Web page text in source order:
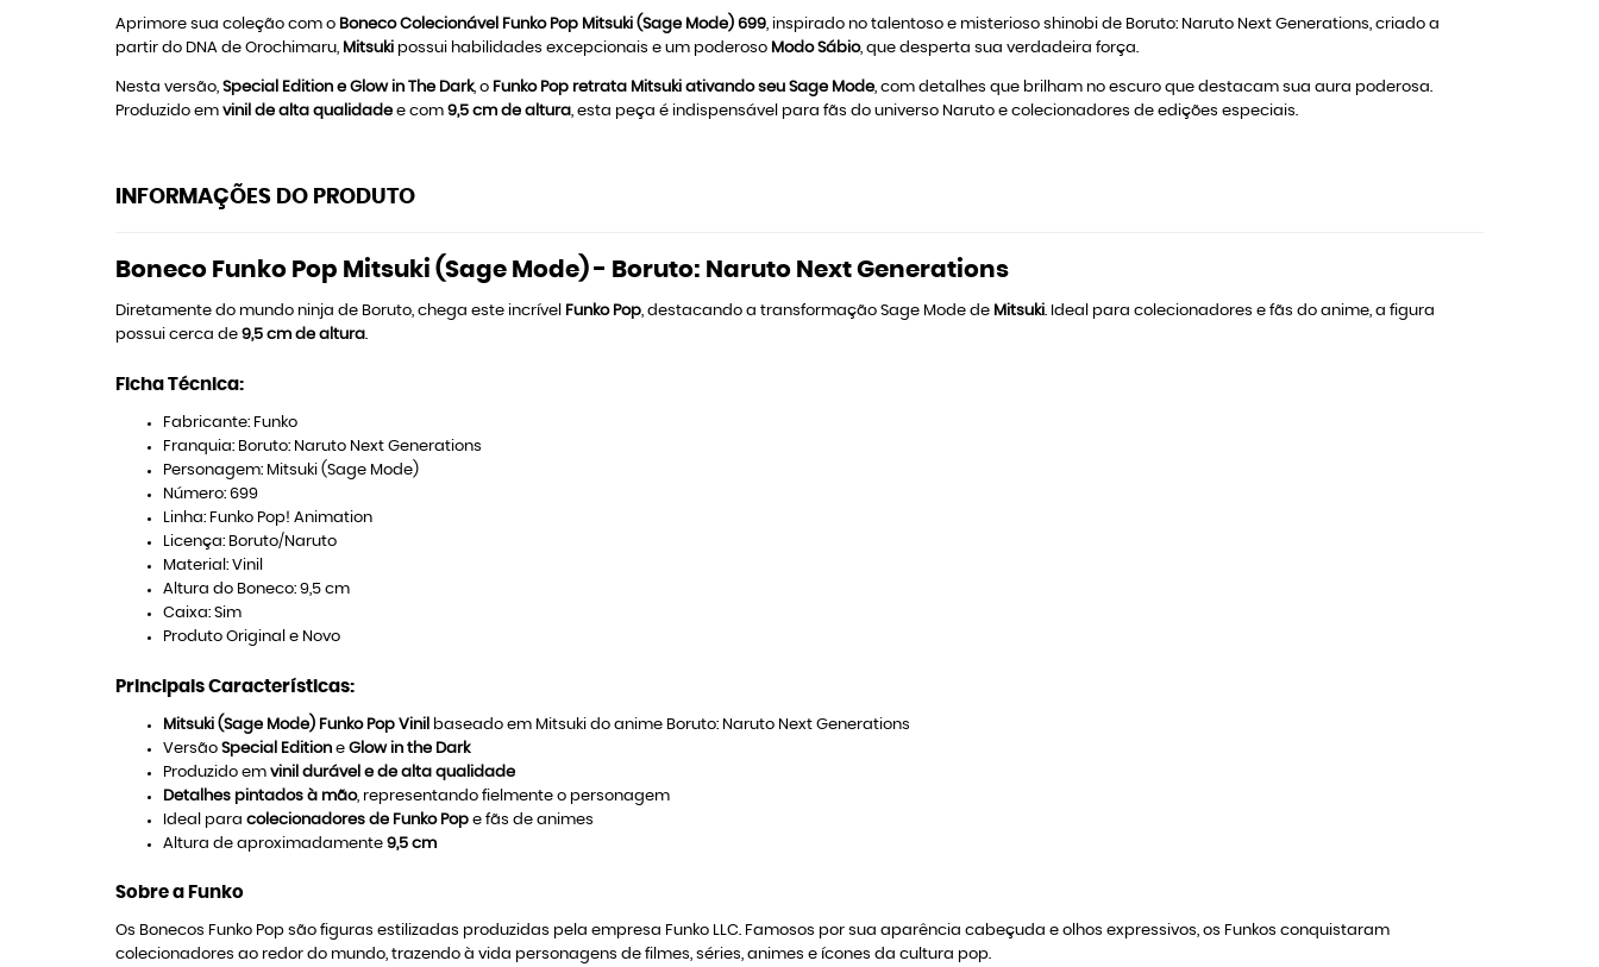
Aprimore sua coleção com o Boneco Colecionável Funko Pop Mitsuki (Sage Mode) 699, inspirado no talentoso e misterioso shinobi de Boruto: Naruto Next Generations, criado a
partir do DNA de Orochimaru, Mitsuki possui habilidades excepcionais e um poderoso Modo Sábio, que desperta sua verdadeira força.
Nesta versão, Special Edition e Glow in The Dark, o Funko Pop retrata Mitsuki ativando seu Sage Mode, com detalhes que brilham no escuro que destacam sua aura poderosa.
Produzido em vinil de alta qualidade e com 9,5 cm de altura, esta peça é indispensável para fãs do universo Naruto e colecionadores de edições especiais.
INFORMAÇÕES DO PRODUTO
Boneco Funko Pop Mitsuki (Sage Mode) - Boruto: Naruto Next Generations
Diretamente do mundo ninja de Boruto, chega este incrível Funko Pop, destacando a transformação Sage Mode de Mitsuki. Ideal para colecionadores e fãs do anime, a figura
possui cerca de 9,5 cm de altura.
Ficha Técnica:
Fabricante: Funko
Franquia: Boruto: Naruto Next Generations
Personagem: Mitsuki (Sage Mode)
Número: 699
Linha: Funko Pop! Animation
Licença: Boruto/Naruto
Material: Vinil
Altura do Boneco: 9,5 cm
Caixa: Sim
Produto Original e Novo
Principais Características:
Mitsuki (Sage Mode) Funko Pop Vinil
baseado em Mitsuki do anime Boruto: Naruto Next Generations
Versão Special Edition e Glow in the Dark
Produzido em vinil durável e de alta qualidade
Detalhes pintados à mão, representando fielmente o personagem
Ideal para colecionadores de Funko Pop e fãs de animes
Altura de aproximadamente 9,5 cm
Sobre a Funko
Os Bonecos Funko Pop são figuras estilizadas produzidas pela empresa Funko LLC. Famosos por sua aparência cabeçuda e olhos expressivos, os Funkos conquistaram
colecionadores ao redor do mundo, trazendo à vida personagens de filmes, séries, animes e ícones da cultura pop.